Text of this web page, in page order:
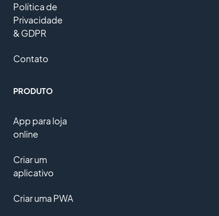
Política de
Privacidade
& GDPR
Contato
PRODUTO
App para loja
online
Criar um
aplicativo
Criar uma PWA